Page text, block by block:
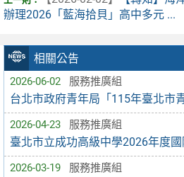
相關公告
2026-06-02 服務推廣組
台北市政府青年局「115年臺北市
2026-04-23 服務推廣組
臺北市立成功高級中學2026年度
2026-03-19 服務推廣組
辦理2026「藍海拾貝」高中多元 ...